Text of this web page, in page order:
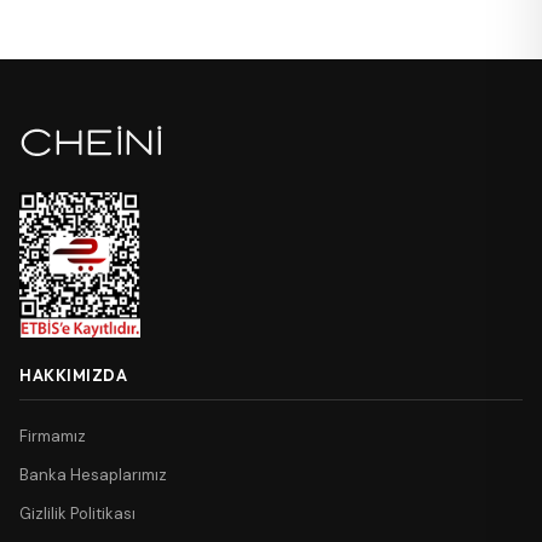
HAKKIMIZDA
Firmamız
Banka Hesaplarımız
Gizlilik Politikası